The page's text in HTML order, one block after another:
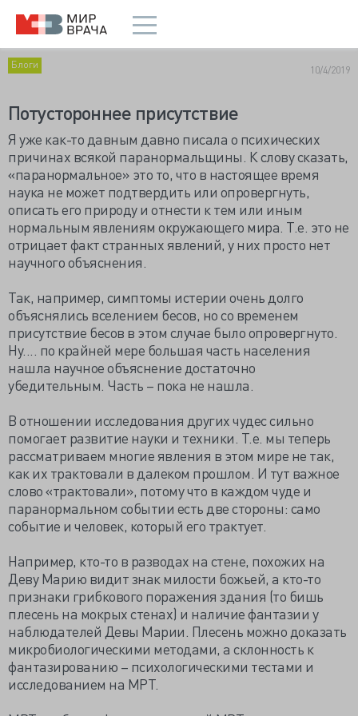
Блоги 10/4/2019
Потустороннее присутствие
Я уже как-то давным давно писала о психических
причинах всякой паранормальщины. К слову сказать,
«паранормальное» это то, что в настоящее время
наука не может подтвердить или опровергнуть,
описать его природу и отнести к тем или иным
нормальным явлениям окружающего мира. Т.е. это не
отрицает факт странных явлений, у них просто нет
научного объяснения.
Так, например, симптомы истерии очень долго
объяснялись вселением бесов, но со временем
присутствие бесов в этом случае было опровергнуто.
Ну.... по крайней мере большая часть населения
нашла научное объяснение достаточно
убедительным. Часть – пока не нашла.
В отношении исследования других чудес сильно
помогает развитие науки и техники. Т.е. мы теперь
рассматриваем многие явления в этом мире не так,
как их трактовали в далеком прошлом. И тут важное
слово «трактовали», потому что в каждом чуде и
паранормальном событии есть две стороны: само
событие и человек, который его трактует.
Например, кто-то в разводах на стене, похожих на
Деву Марию видит знак милости божьей, а кто-то
признаки грибкового поражения здания (то бишь
плесень на мокрых стенах) и наличие фантазии у
наблюдателей Девы Марии. Плесень можно доказать
микробиологическими методами, а склонность к
фантазированию – психологическими тестами и
исследованием на МРТ.